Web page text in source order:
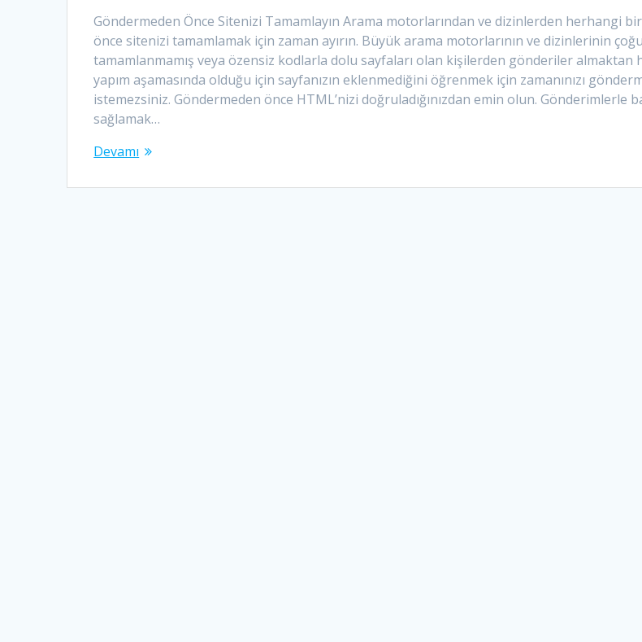
Göndermeden Önce Sitenizi Tamamlayın Arama motorlarından ve dizinlerden herhangi
önce sitenizi tamamlamak için zaman ayırın. Büyük arama motorlarının ve dizinlerinin
tamamlanmamış veya özensiz kodlarla dolu sayfaları olan kişilerden gönderiler almaktan
yapım aşamasında olduğu için sayfanızın eklenmediğini öğrenmek için zamanınızı
istemezsiniz. Göndermeden önce HTML’nizi doğruladığınızdan emin olun. Gönderimlerle
sağlamak…
Devamı